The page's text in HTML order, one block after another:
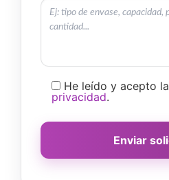
He leído y acepto la
privacidad.